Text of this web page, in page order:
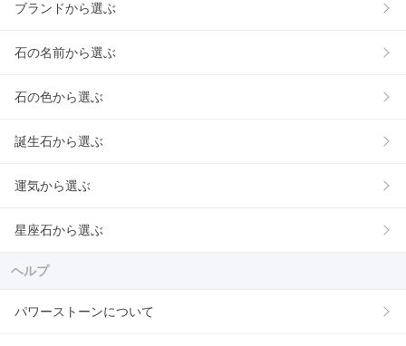
ブランドから選ぶ
石の名前から選ぶ
石の色から選ぶ
誕生石から選ぶ
運気から選ぶ
星座石から選ぶ
ヘルプ
パワーストーンについて